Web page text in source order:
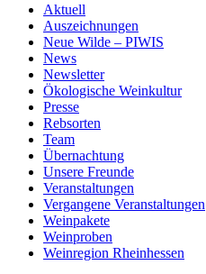
Aktuell
Auszeichnungen
Neue Wilde – PIWIS
News
Newsletter
Ökologische Weinkultur
Presse
Rebsorten
Team
Übernachtung
Unsere Freunde
Veranstaltungen
Vergangene Veranstaltungen
Weinpakete
Weinproben
Weinregion Rheinhessen